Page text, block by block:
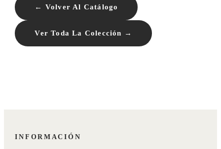
← Volver Al Catálogo
Ver Toda La Colección →
INFORMACIÓN